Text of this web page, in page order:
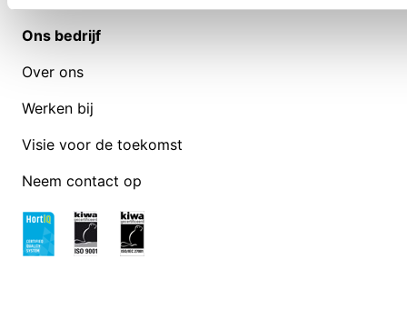
Ons bedrijf
Over ons
Werken bij
Visie voor de toekomst
Neem contact op